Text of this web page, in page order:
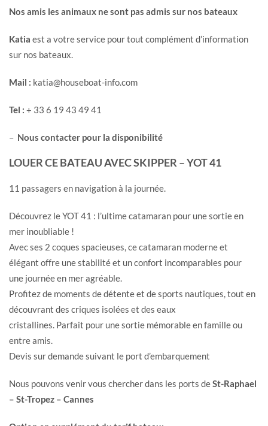
Nos amis les animaux ne sont pas admis sur nos bateaux
Katia est a votre service pour tout complément d’information
sur nos bateaux.
Mail : katia@houseboat-info.com
Tel : + 33 6 19 43 49 41
– Nous contacter pour la disponibilité
LOUER CE BATEAU AVEC SKIPPER – YOT 41
11 passagers en navigation à la journée.
Découvrez le YOT 41 : l’ultime catamaran pour une sortie en
mer inoubliable !
Avec ses 2 coques spacieuses, ce catamaran moderne et
élégant offre une stabilité et un confort incomparables pour
une journée en mer agréable.
Profitez de moments de détente et de sports nautiques, tout en
découvrant des criques isolées et des eaux
cristallines. Parfait pour une sortie mémorable en famille ou
entre amis.
Devis sur demande suivant le port d’embarquement
Nous pouvons venir vous chercher dans les ports deSt-Raphael
– St-Tropez – Cannes